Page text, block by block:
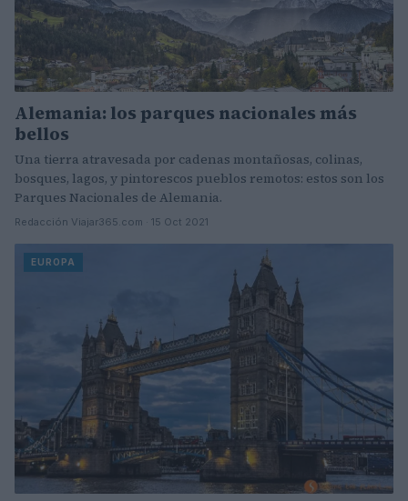
Alemania: los parques nacionales más
bellos
Una tierra atravesada por cadenas montañosas, colinas,
bosques, lagos, y pintorescos pueblos remotos: estos son los
Parques Nacionales de Alemania.
Redacción Viajar365.com · 15 Oct 2021
EUROPA